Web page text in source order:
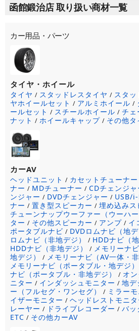
函館鍛治店 取り扱い商材一覧
カー用品・パーツ
タイヤ・ホイール
タイヤ / スタッドレスタイヤ / スタッ
ヤホイールセット / アルミホイール /
ールセット / スチールホイール / チェ
ナット / ホイールキャップ / その他タ
カーAV
ヘッドユニット / カセットチューナー
ナー / MDチューナー / CDチェンジャ
ンジャー / DVDチェンジャー / USB/
ナー / 置き型スピーカー / 埋め込みス
チューンナップウーファー（ウーハー
ター / その他スピーカー / アンプ / イ
ポータブルナビ / DVDロムナビ（地デ
ロムナビ（非地デジ）
/ HDDナビ（地
HDDナビ（非地デジ） / メモリーナ
地デジ）
/ メモリーナビ（AV一体・非
メモリーナビ（ポータブル・地デジ）
ナビ（ポータブル・非地デジ）
/ オ
ニター / インダッシュモニター / 地デ
ー（フルセグ・ワンセグ）
/ ミラー
イザーモニター / ヘッドレストモニタ
レーヤー / ドライブレコーダー / バッ
ETC / その他カーAV